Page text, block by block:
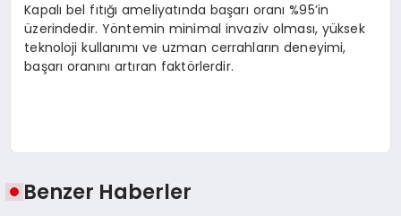
Kapalı bel fıtığı ameliyatında başarı oranı %95’in
üzerindedir. Yöntemin minimal invaziv olması, yüksek
teknoloji kullanımı ve uzman cerrahların deneyimi,
başarı oranını artıran faktörlerdir.
Benzer Haberler